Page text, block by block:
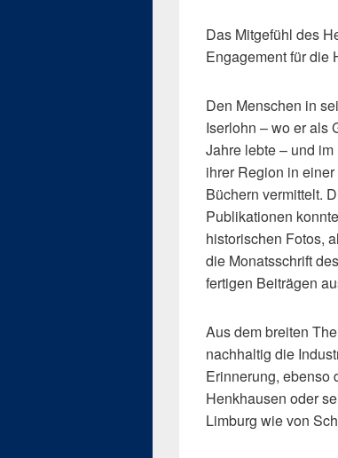
Das Mitgefühl des
Engagement für die
Den Menschen in
Iserlohn – wo er als
Jahre lebte – und
ihrer Region in
Büchern vermittelt.
Publikationen
historischen Fotos,
die Monatsschrift
fertigen Beiträgen
Aus dem breiten
nachhaltig die
Erinnerung, ebenso
Henkhausen oder
Limburg wie von